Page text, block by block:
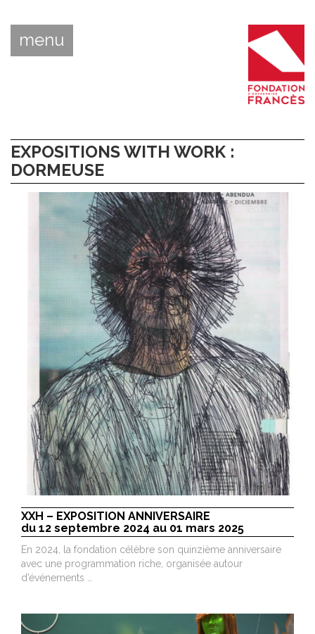
menu
EXPOSITIONS WITH WORK :
DORMEUSE
XXH – EXPOSITION ANNIVERSAIRE
du 12 septembre 2024 au 01 mars 2025
En 2024, la fondation célèbre son quinzième anniversaire
avec une programmation riche, organisée autour
d’événements …